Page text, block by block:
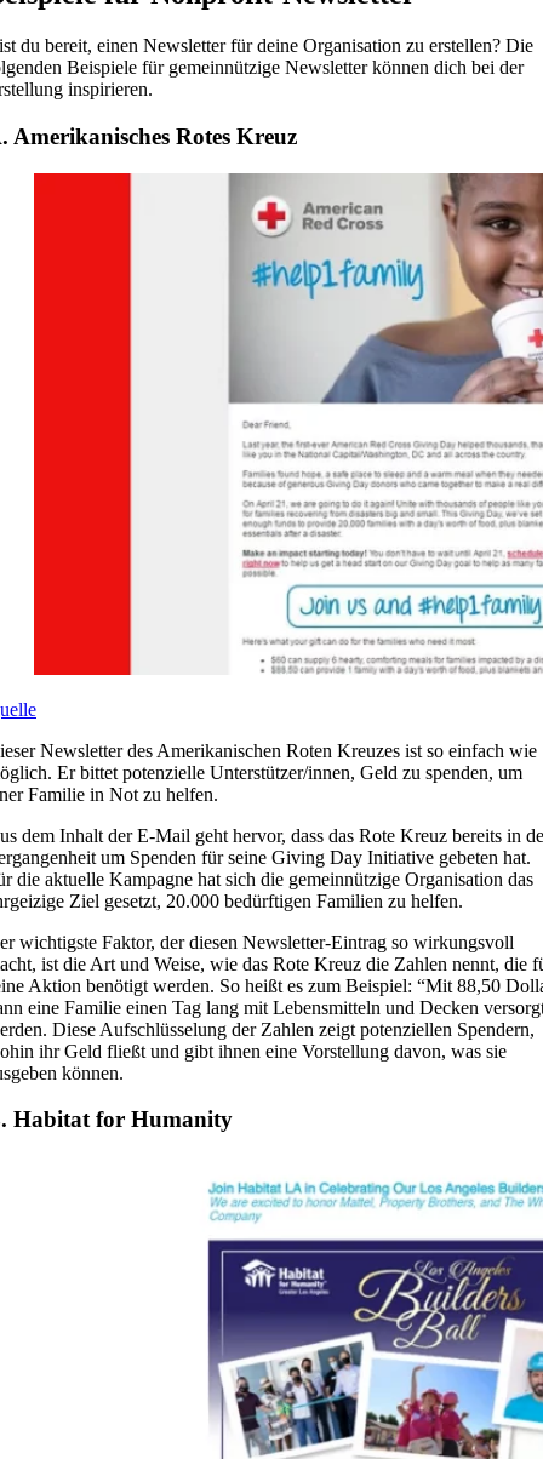
du bereit, einen Newsletter für deine Organisation zu erstellen? Die
Beispiele für gemeinnützige Newsletter können dich bei der
inspirieren.
Amerikanisches Rotes Kreuz
Newsletter des Amerikanischen Roten Kreuzes ist so einfach wie
Er bittet potenzielle Unterstützer/innen, Geld zu spenden, um
Familie in Not zu helfen.
dem Inhalt der E-Mail geht hervor, dass das Rote Kreuz bereits in
um Spenden für seine Giving Day Initiative gebeten hat.
die aktuelle Kampagne hat sich die gemeinnützige Organisation das
Ziel gesetzt, 20.000 bedürftigen Familien zu helfen.
wichtigste Faktor, der diesen Newsletter-Eintrag so wirkungsvoll
ist die Art und Weise, wie das Rote Kreuz die Zahlen nennt, die
Aktion benötigt werden. So heißt es zum Beispiel: “Mit 88,50
eine Familie einen Tag lang mit Lebensmitteln und Decken
Diese Aufschlüsselung der Zahlen zeigt potenziellen Spendern,
ihr Geld fließt und gibt ihnen eine Vorstellung davon, was sie
können.
Habitat for Humanity